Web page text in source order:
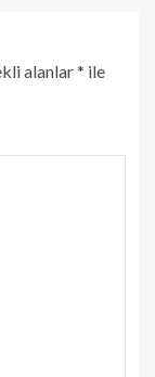
alanlar* ile